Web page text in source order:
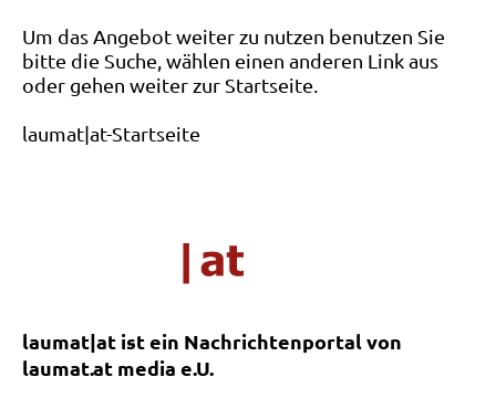
Um das Angebot weiter zu nutzen benutzen Sie
bitte die Suche, wählen einen anderen Link aus
oder gehen weiter zur Startseite.
laumat|at-Startseite
laumat|at ist ein Nachrichtenportal von
laumat.at media e.U.